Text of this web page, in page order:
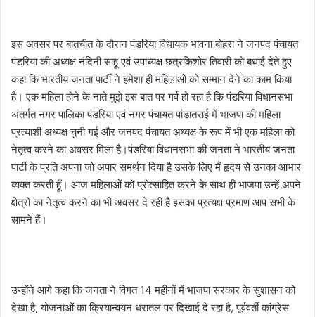
इस अवसर पर बातचीत के दौरान पंडरिया विधायक भावना बोहरा ने जनपद पंचायत
पंडरिया की अध्यक्ष नंदिनी साहू एवं उपाध्यक्ष छत्रकिशोर तिवारी को बधाई देते हुए
कहा कि भारतीय जनता पार्टी ने हमेशा ही महिलाओं को सम्मान देने का काम किया
है। एक महिला होने के नाते मुझे इस बात पर गर्व हो रहा है कि पंडरिया विधानसभा
अंतर्गत नगर पालिका पंडरिया एवं नगर पंचायत पांडातराई में भाजपा की महिला
प्रत्याशी अध्यक्ष चुनी गई और जनपद पंचायत अध्यक्ष के रूप में भी एक महिला को
नेतृत्व करने का अवसर मिला है।पंडरिया विधानसभा की जनता ने भारतीय जनता
पार्टी के प्रति अपना जो अपार समर्थन दिया है उसके लिए मैं हृदय से उनका आभार
व्यक्त करती हूँ। आज महिलाओं को प्रोत्साहित करने के साथ ही भाजपा उन्हें अपने
क्षेत्रों का नेतृत्व करने का भी अवसर दे रही है इसका प्रत्यक्ष प्रमाण आप सभी के
सामने हैं।
उन्होंने आगे कहा कि जनता ने विगत 14 महीनों में भाजपा सरकार के सुशासन को
देखा है, योजनाओं का क्रियान्वयन धरातल पर दिखाई दे रहा है, पूर्ववर्ती कांग्रेस